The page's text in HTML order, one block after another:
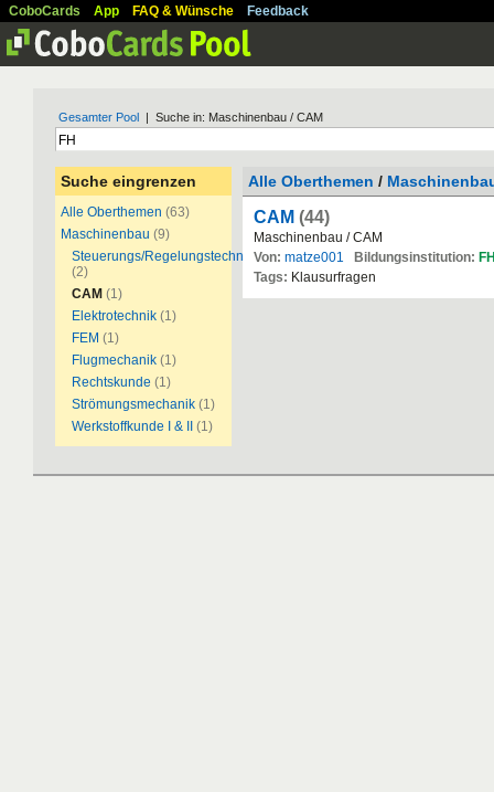
CoboCards App FAQ & Wünsche Feedback
Gesamter Pool | Suche in: Maschinenbau / CAM
Suche eingrenzen
Alle Oberthemen (63)
Maschinenbau (9)
Steuerungs/Regelungstechnik
(2)
CAM (1)
Elektrotechnik (1)
FEM (1)
Flugmechanik (1)
Rechtskunde (1)
Strömungsmechanik (1)
Werkstoffkunde I & II
(1)
Alle Oberthemen /
CAM (44)
Maschinenbau / CAM
Von: matze001 Bildungsinstitution:
Tags: Klausurfragen